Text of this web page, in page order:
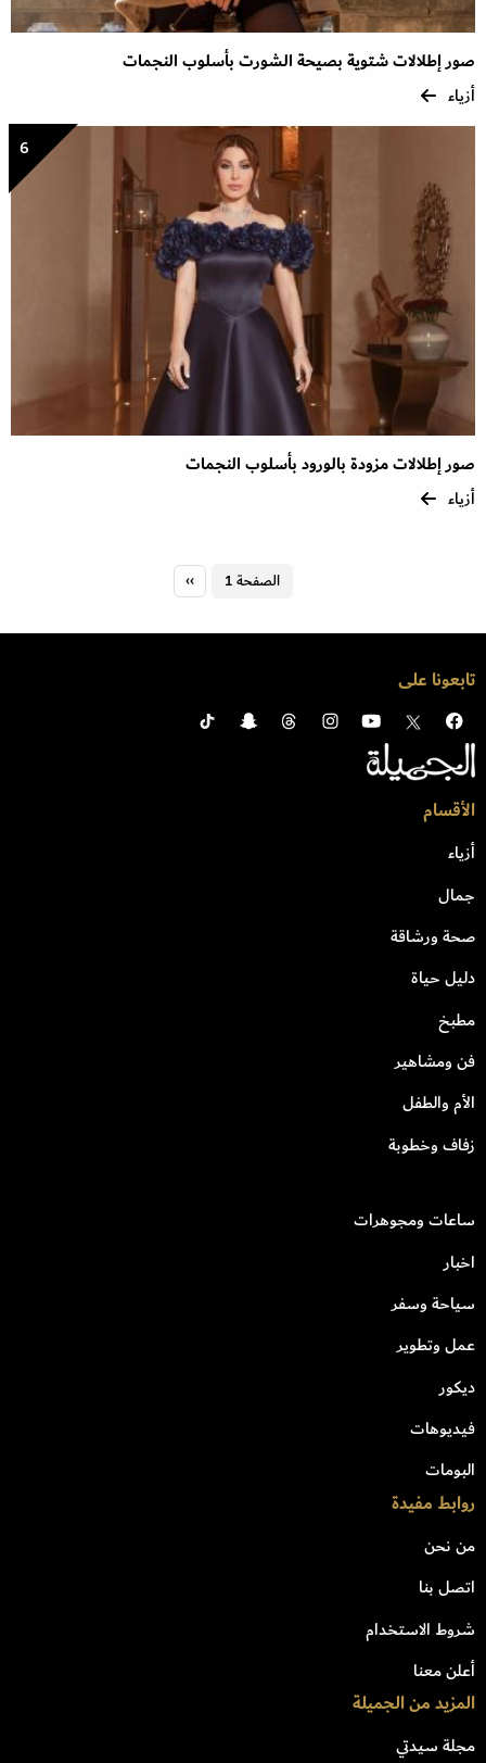
صور إطلالات شتوية بصيحة الشورت بأسلوب النجمات
أزياء
6
صور إطلالات مزودة بالورود بأسلوب النجمات
أزياء
الصفحة 1
الصفحة
التالية
››
تابعونا على
الأقسام
أزياء
جمال
صحة ورشاقة
دليل حياة
مطبخ
فن ومشاهير
الأم والطفل
زفاف وخطوبة
ساعات ومجوهرات
اخبار
سياحة وسفر
عمل وتطوير
ديكور
فيديوهات
البومات
روابط مفيدة
من نحن
اتصل بنا
شروط الاستخدام
أعلن معنا
المزيد من الجميلة
مجلة سيدتي